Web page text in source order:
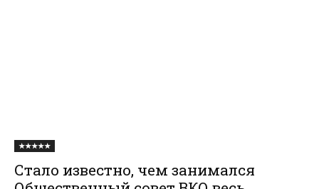
★★★★★
Стало известно, чем занимался